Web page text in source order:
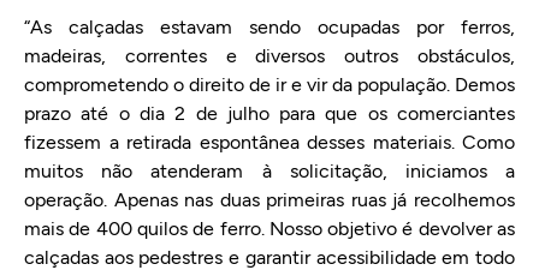
“As calçadas estavam sendo ocupadas por ferros,
madeiras, correntes e diversos outros obstáculos,
comprometendo o direito de ir e vir da população. Demos
prazo até o dia 2 de julho para que os comerciantes
fizessem a retirada espontânea desses materiais. Como
muitos não atenderam à solicitação, iniciamos a
operação. Apenas nas duas primeiras ruas já recolhemos
mais de 400 quilos de ferro. Nosso objetivo é devolver as
calçadas aos pedestres e garantir acessibilidade em todo